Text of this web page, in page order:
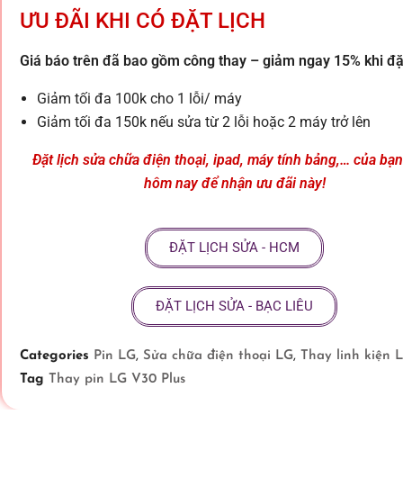
ƯU ĐÃI KHI CÓ ĐẶT LỊCH
Giá báo trên đã bao gồm công thay – giảm ngay 15% khi
Giảm tối đa 100k cho 1 lỗi/ máy
Giảm tối đa 150k nếu sửa từ 2 lỗi hoặc 2 máy trở lên
Đặt lịch sửa chữa điện thoại, ipad, máy tính bảng,… của
hôm nay để nhận ưu đãi này!
ĐẶT LỊCH SỬA - HCM
ĐẶT LỊCH SỬA - BẠC LIÊU
Categories Pin LG, Sửa chữa điện thoại LG, Thay linh kiện
Tag Thay pin LG V30 Plus